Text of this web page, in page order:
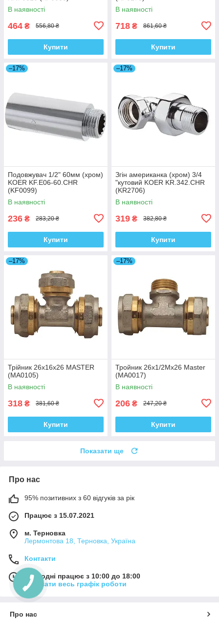
В наявності
464 ₴ 556,80 ₴
Купити
В наявності
718 ₴ 861,60 ₴
Купити
–17%
Подовжувач 1/2" 60мм (хром)
KOER KF.E06-60.CHR
(KF0099)
В наявності
236 ₴ 283,20 ₴
Купити
–17%
Згін американка (хром) 3/4
"кутовий KOER KR.342.CHR
(KR2706)
В наявності
319 ₴ 382,80 ₴
Купити
–17%
Трійник 26x16x26 MASTER
(MA0105)
В наявності
318 ₴ 381,60 ₴
Купити
–17%
Тройник 26x1/2Mx26 Master
(MA0017)
В наявності
206 ₴ 247,20 ₴
Купити
Показати ще
Про нас
95% позитивних з 60 відгуків за рік
Працює з 15.07.2021
м. Терновка
Лермонтова 18, Терновка, Україна
Контакти
Сьогодні працює з 10:00 до 18:00
Показати весь графік роботи
Про нас